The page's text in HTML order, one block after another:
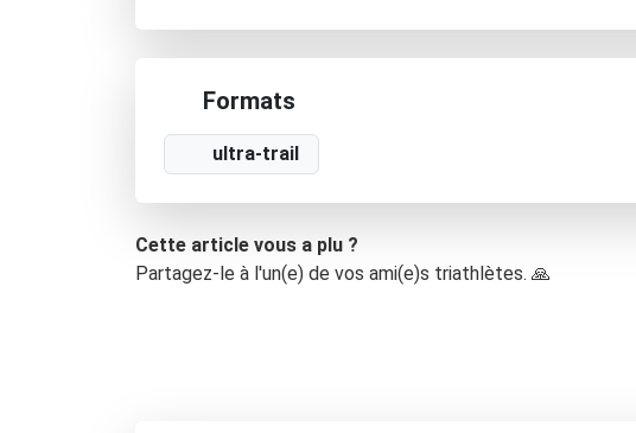
Formats
ultra-trail
Cette article vous a plu ?
Partagez-le à l'un(e) de vos ami(e)s triathlètes. 🙏